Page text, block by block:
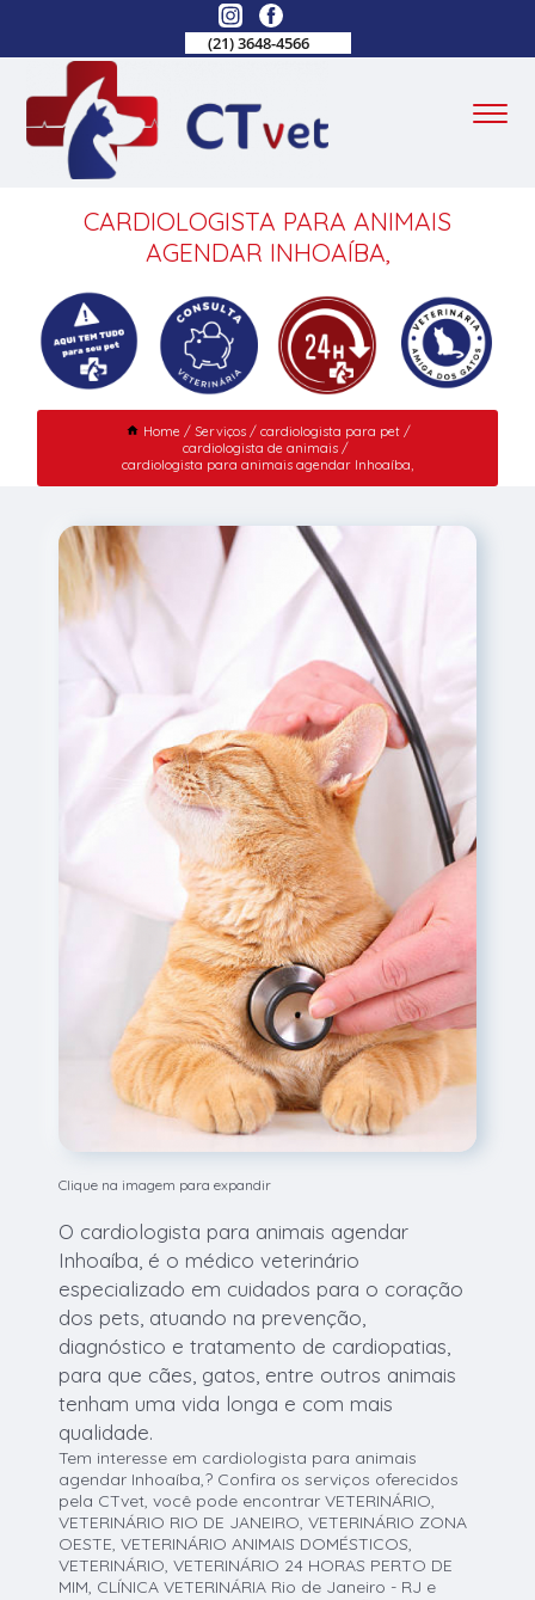
(21) 3648-4566
CARDIOLOGISTA PARA ANIMAIS
AGENDAR INHOAÍBA,
Home Serviços
cardiologista para pet
cardiologista de animais
cardiologista para animais agendar Inhoaíba,
Clique na imagem para expandir
O cardiologista para animais agendar
Inhoaíba, é o médico veterinário
especializado em cuidados para o coração
dos pets, atuando na prevenção,
diagnóstico e tratamento de cardiopatias,
para que cães, gatos, entre outros animais
tenham uma vida longa e com mais
qualidade.
Tem interesse em cardiologista para animais
agendar Inhoaíba,? Confira os serviços oferecidos
pela CTvet, você pode encontrar VETERINÁRIO,
VETERINÁRIO RIO DE JANEIRO, VETERINÁRIO ZONA
OESTE, VETERINÁRIO ANIMAIS DOMÉSTICOS,
VETERINÁRIO, VETERINÁRIO 24 HORAS PERTO DE
MIM, CLÍNICA VETERINÁRIA Rio de Janeiro - RJ e